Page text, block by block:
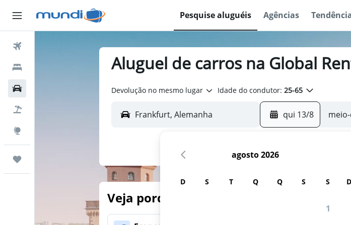
Pesquise aluguéis Agências
Aluguel de carros na Global
Devolução no mesmo lugar Idade do condutor: 25-65
qui 13/8
Veja porque nossos usuários usam o
agosto 2026
D S T Q Q S S
1
D